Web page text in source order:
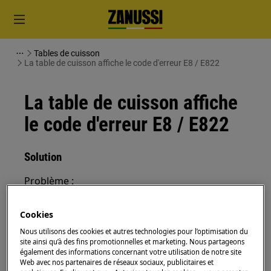
Tables de cuisson
La table de cuisson affiche le code d'erreur E8 / E822
La table de cuisson affiche
le code d'erreur E8 / E822
Solution
Problème :
E8/ E822. Elle n'est connectée qu'à une
seule phase.
Concerne :
Cookies
Nous utilisons des cookies et autres technologies pour l’optimisation du
site ainsi qu’à des fins promotionnelles et marketing. Nous partageons
également des informations concernant votre utilisation de notre site
Web avec nos partenaires de réseaux sociaux, publicitaires et